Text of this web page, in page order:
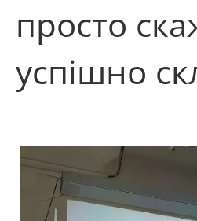
просто
успішно